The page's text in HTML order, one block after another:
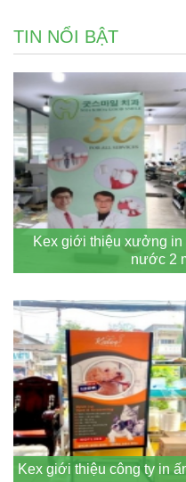
TIN NỔI BẬT
Kex giới thiệu xưởng in
nước 2
Kex giới thiệu công ty in